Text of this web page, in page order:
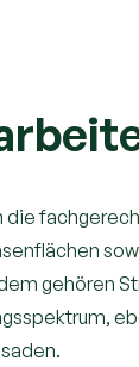
die
gehören